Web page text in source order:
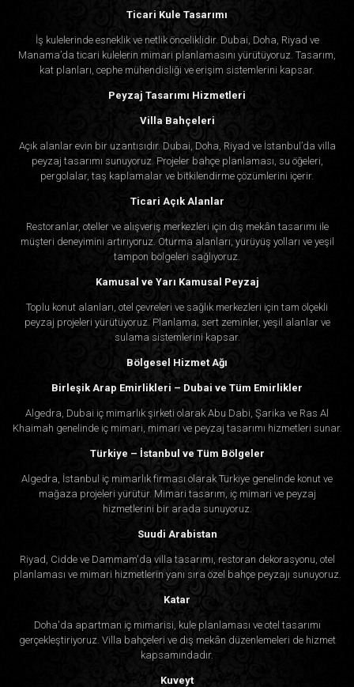
Ticari Kule Tasarımı
İş kulelerinde esneklik ve netlik önceliklidir. Dubai, Doha, Riyad ve
Manama’da ticari kulelerin mimari planlamasını yürütüyoruz. Tasarım,
kat planları, cephe mühendisliği ve erişim sistemlerini kapsar.
Peyzaj Tasarımı Hizmetleri
Villa Bahçeleri
Açık alanlar evin bir uzantısıdır. Dubai, Doha, Riyad ve İstanbul’da villa
peyzaj tasarımı sunuyoruz. Projeler bahçe planlaması, su öğeleri,
pergolalar, taş kaplamalar ve bitkilendirme çözümlerini içerir.
Ticari Açık Alanlar
Restoranlar, oteller ve alışveriş merkezleri için dış mekân tasarımı ile
müşteri deneyimini artırıyoruz. Oturma alanları, yürüyüş yolları ve yeşil
tampon bölgeleri sağlıyoruz.
Kamusal ve Yarı Kamusal Peyzaj
Toplu konut alanları, otel çevreleri ve sağlık merkezleri için tam ölçekli
peyzaj projeleri yürütüyoruz. Planlama; sert zeminler, yeşil alanlar ve
sulama sistemlerini kapsar.
Bölgesel Hizmet Ağı
Birleşik Arap Emirlikleri – Dubai ve Tüm Emirlikler
Algedra, Dubai iç mimarlık şirketi olarak Abu Dabi, Şarika ve Ras Al
Khaimah genelinde iç mimari, mimari ve peyzaj tasarımı hizmetleri sunar.
Türkiye – İstanbul ve Tüm Bölgeler
Algedra, İstanbul iç mimarlık firması olarak Türkiye genelinde konut ve
mağaza projeleri yürütür. Mimari tasarım, iç mimari ve peyzaj
hizmetlerini bir arada sunuyoruz.
Suudi Arabistan
Riyad, Cidde ve Dammam'da villa tasarımı, restoran dekorasyonu, otel
planlaması ve mimari hizmetlerin yanı sıra özel bahçe peyzajı sunuyoruz.
Katar
Doha'da apartman iç mimarisi, kule planlaması ve otel tasarımı
gerçekleştiriyoruz. Villa bahçeleri ve dış mekân düzenlemeleri de hizmet
kapsamındadır.
Kuveyt